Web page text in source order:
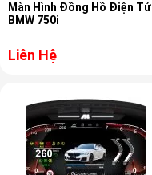
Màn Hình Đồng Hồ Điện Tử
BMW 750i
Liên Hệ